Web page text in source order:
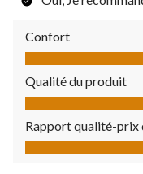
Confort
Confort, 5.0 sur 5
Qualité du produit
Qualité du produit,
Rapport qualité-prix
Rapport qualité-prix